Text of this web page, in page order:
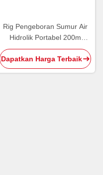
Rig Pengeboran Sumur Air
Hidrolik Portabel 200m
Crawler Mounted Rotary
Dapatkan Harga Terbaik